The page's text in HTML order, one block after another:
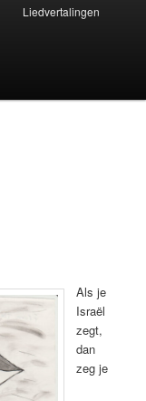
Liedvertalingen
Als je
Israël
zegt,
dan
zeg je